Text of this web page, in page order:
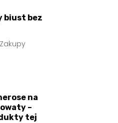
biust bez
Zakupy
na
–
tej